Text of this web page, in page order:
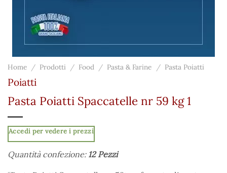
Home / Prodotti / Food / Pasta & Farine / Pasta Poiatti
Poiatti
Pasta Poiatti Spaccatelle nr 59 kg 1
Accedi per vedere i prezzi
Quantità confezione: 12 Pezzi